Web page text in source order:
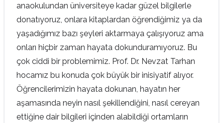
anaokulundan üniversiteye kadar güzel bilgilerle
donatıyoruz, onlara kitaplardan öğrendiğimiz ya da
yaşadığımız bazı şeyleri aktarmaya çalışıyoruz ama
onları hiçbir zaman hayata dokunduramıyoruz. Bu
çok ciddi bir problemimiz. Prof. Dr. Nevzat Tarhan
hocamız bu konuda çok büyük bir inisiyatif alıyor.
Öğrencilerimizin hayata dokunan, hayatın her
aşamasında neyin nasıl şekillendiğini, nasıl cereyan
ettiğine dair bilgileri içinden alabildiği ortamların